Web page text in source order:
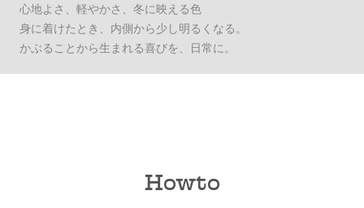
心地よさ、軽やかさ、冬に映える色
身に着けたとき、内側から少し明るくなる。
かぶることから生まれる喜びを、日常に。
Howto